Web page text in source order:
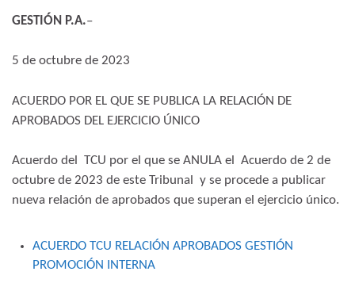
GESTIÓN P.A.–
5 de octubre de 2023
ACUERDO POR EL QUE SE PUBLICA LA RELACIÓN DE
APROBADOS DEL EJERCICIO ÚNICO​
Acuerdo del TCU por el que se ANULA el Acuerdo de 2 de
octubre de 2023 de este Tribunal y se procede a publicar
nueva relación de aprobados que superan el ejercicio único.
ACUERDO TCU RELACIÓN APROBADOS GESTIÓN
PROMOCIÓN INTERNA